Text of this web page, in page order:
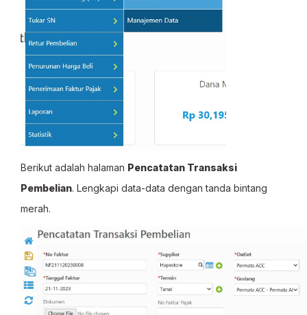
Berikut adalah halaman Pencatatan Transaksi
Pembelian. Lengkapi data-data dengan tanda bintang
merah.